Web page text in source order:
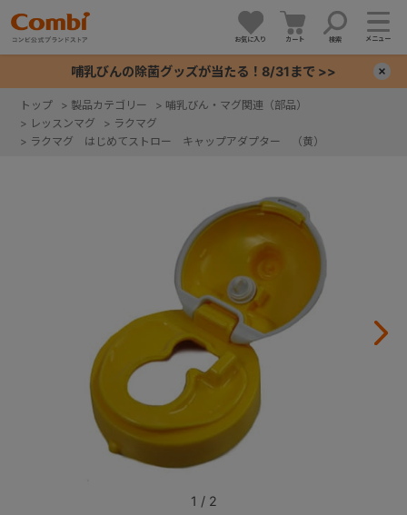
お気に入り カート 検索 メニュー
哺乳びんの除菌グッズが当たる！8/31まで >>
トップ > 製品カテゴリー > 哺乳びん・マグ関連（部品）
> レッスンマグ > ラクマグ
> ラクマグ はじめてストロー キャップアダプター （黄）
1 / 2